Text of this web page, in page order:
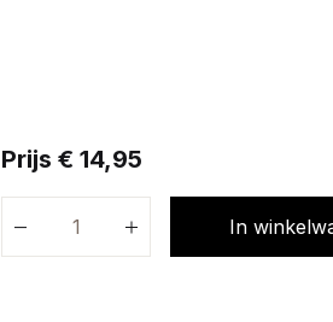
Prijs € 14,95
In